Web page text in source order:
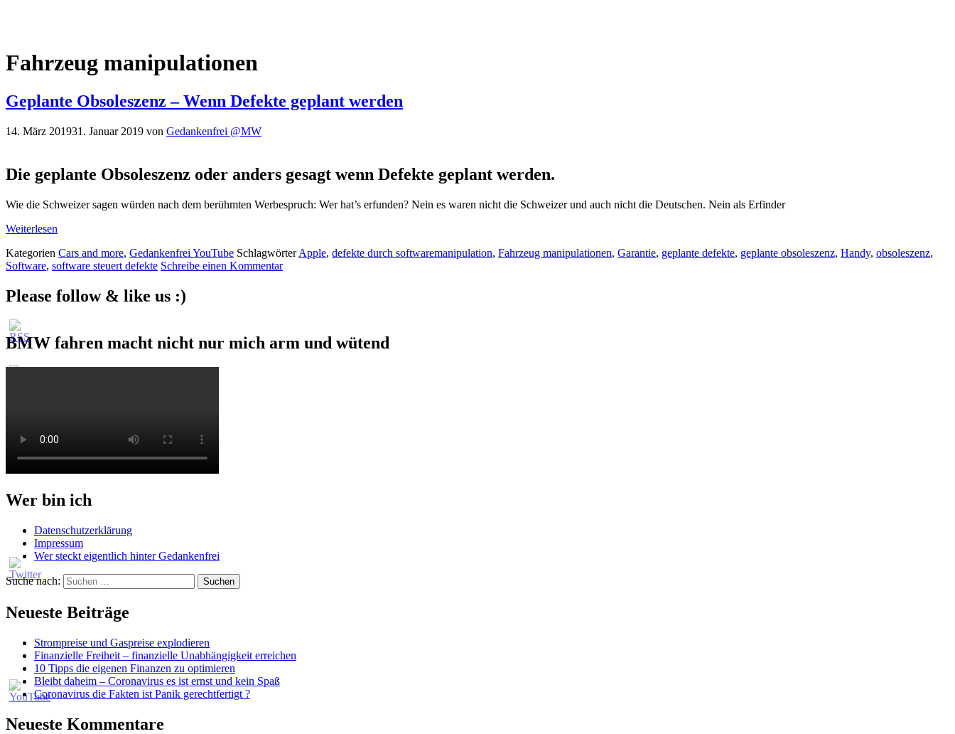
Fahrzeug manipulationen
Geplante Obsoleszenz – Wenn Defekte geplant werden
14. März 201931. Januar 2019 von Gedankenfrei @MW
Die geplante Obsoleszenz oder anders gesagt wenn Defekte geplant werden.
Wie die Schweizer sagen würden nach dem berühmten Werbespruch: Wer hat’s erfunden? Nein es waren nicht die Schweizer und auch nicht die Deutschen. Nein als Erfinder
Weiterlesen
Kategorien Cars and more, Gedankenfrei YouTube SchlagwörterApple, defekte durch softwaremanipulation, Fahrzeug manipulationen, Garantie, geplante defekte, geplante obsoleszenz, Handy, obsoleszenz,
Software, software steuert defekte Schreibe einen Kommentar
Please follow & like us :)
BMW fahren macht nicht nur mich arm und wütend
Wer bin ich
Datenschutzerklärung
Impressum
Wer steckt eigentlich hinter Gedankenfrei
Suche nach:
Neueste Beiträge
Strompreise und Gaspreise explodieren
Finanzielle Freiheit – finanzielle Unabhängigkeit erreichen
10 Tipps die eigenen Finanzen zu optimieren
Bleibt daheim – Coronavirus es ist ernst und kein Spaß
Coronavirus die Fakten ist Panik gerechtfertigt ?
Neueste Kommentare